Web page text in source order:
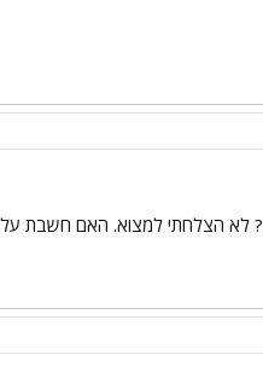
לא הצלחתי למצוא. האם חשבת על